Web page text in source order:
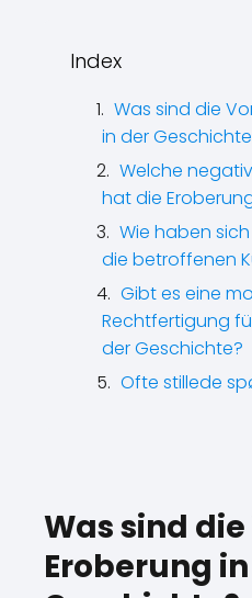
Index
Was sind die
in der
Welche
hat die
Wie haben
die betroffenen
Gibt es eine
Rechtfertigung
der Geschichte?
Ofte stillede
Was sind
Eroberung